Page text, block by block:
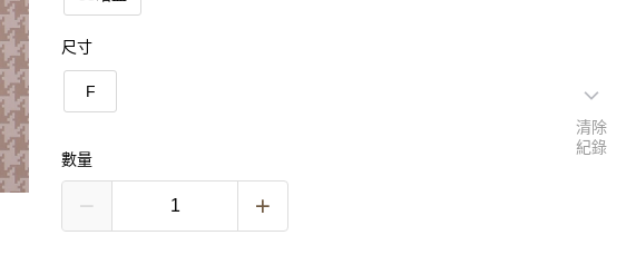
尺寸
F
數量
清除
紀錄